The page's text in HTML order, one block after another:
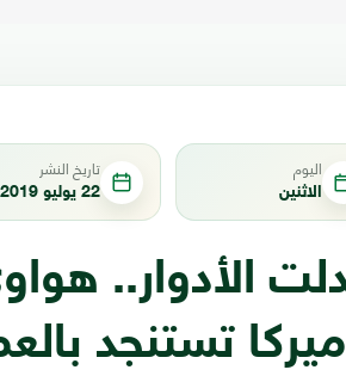
اليوم
الاثنين
تاريخ النشر
22 يوليو 2019
الأدوار..
تستنجد